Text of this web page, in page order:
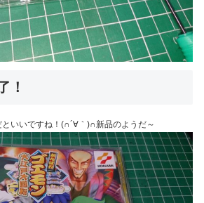
！
いいですね！(∩´∀｀)∩新品のようだ～